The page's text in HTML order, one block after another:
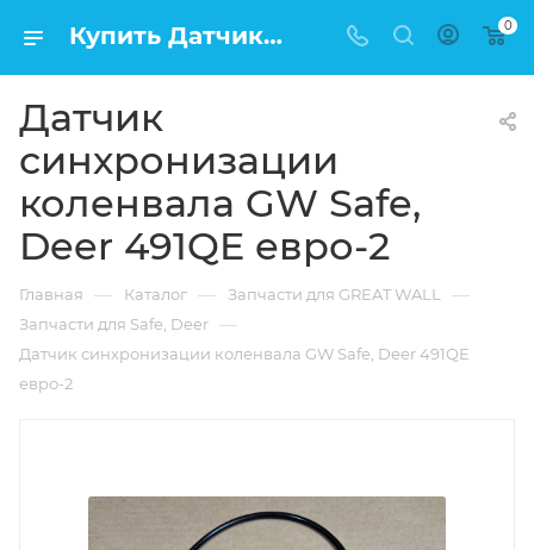
Купить Датчик синхронизации коленвала GW Safe, Deer 491QE евро-2 в Москве по низкой цене 0
Датчик
синхронизации
коленвала GW Safe,
Deer 491QE евро-2
Главная — Каталог — Запчасти для GREAT WALL —
Запчасти для Safe, Deer —
Датчик синхронизации коленвала GW Safe, Deer 491QE
евро-2